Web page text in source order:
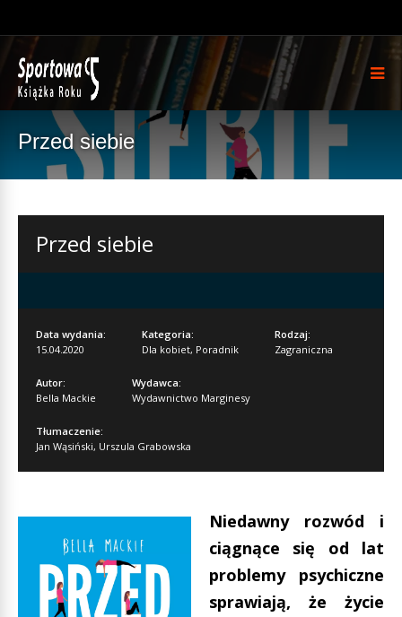
Przed siebie
Przed siebie
Data wydania:
15.04.2020
Kategoria:
Dla kobiet, Poradnik
Rodzaj:
Zagraniczna
Autor:
Bella Mackie
Wydawca:
Wydawnictwo Marginesy
Tłumaczenie:
Jan Wąsiński, Urszula Grabowska
Niedawny rozwód i
ciągnące się od lat
problemy psychiczne
sprawiają, że życie